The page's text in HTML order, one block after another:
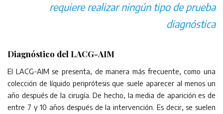
requiere realizar ningún tipo de prueba
diagnóstica
Diagnóstico del LACG-AIM
El LACG-AIM se presenta, de manera más frecuente, como una
colección de líquido periprótesis que suele aparecer al menos un
año después de la cirugía. De hecho, la media de aparición es de
entre 7 y 10 años después de la intervención. Es decir, se suelen